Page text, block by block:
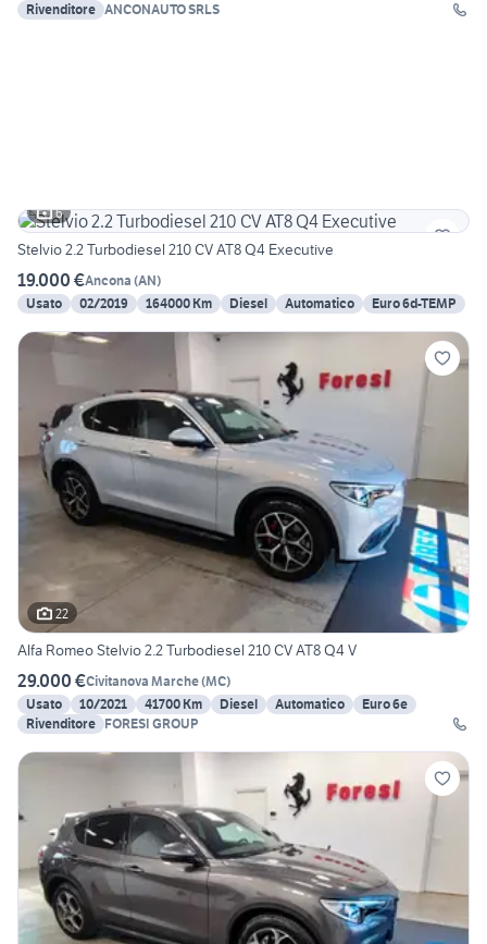
Rivenditore ANCONAUTO SRLS
6
Stelvio 2.2 Turbodiesel 210 CV AT8 Q4 Executive
19.000 €Ancona (AN)
Usato
02/2019 164000 Km Diesel Automatico Euro 6d-TEMP
22
Alfa Romeo Stelvio 2.2 Turbodiesel 210 CV AT8 Q4 V
29.000 €Civitanova Marche(MC)
Usato
10/2021 41700 Km Diesel Automatico
Euro 6e
Rivenditore FORESI GROUP